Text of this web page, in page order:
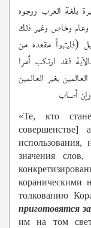
بلغة العرب ووجوه
وخاص وغير ذلك
(فليتبوأ مقعده من
فقد ارتكب أمرا
بغير العالمين
وإن أصاب
«Те, кто
совершенстве]
использования,
значения
кораническими
толкованию
приготовятся
им на том